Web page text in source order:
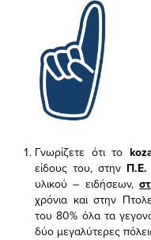
Γνωρίζετε ότι το
είδους του, στην Π.Ε.
υλικού – ειδήσεων,
χρόνια και στην
του 80% όλα τα
δύο μεγαλύτερες